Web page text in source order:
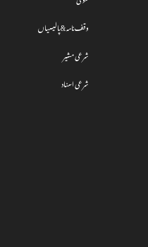
وقف نامہ & پالیسیاں
شرعی مشیر
شرعی اسناد